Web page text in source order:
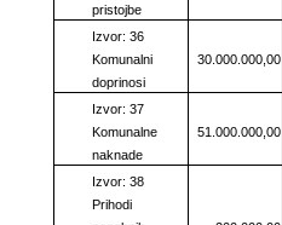
pristojbe
Izvor: 36
Komunalni
doprinosi
30.000.000,00
Izvor: 37
Komunalne
naknade
51.000.000,00
Izvor: 38
Prihodi